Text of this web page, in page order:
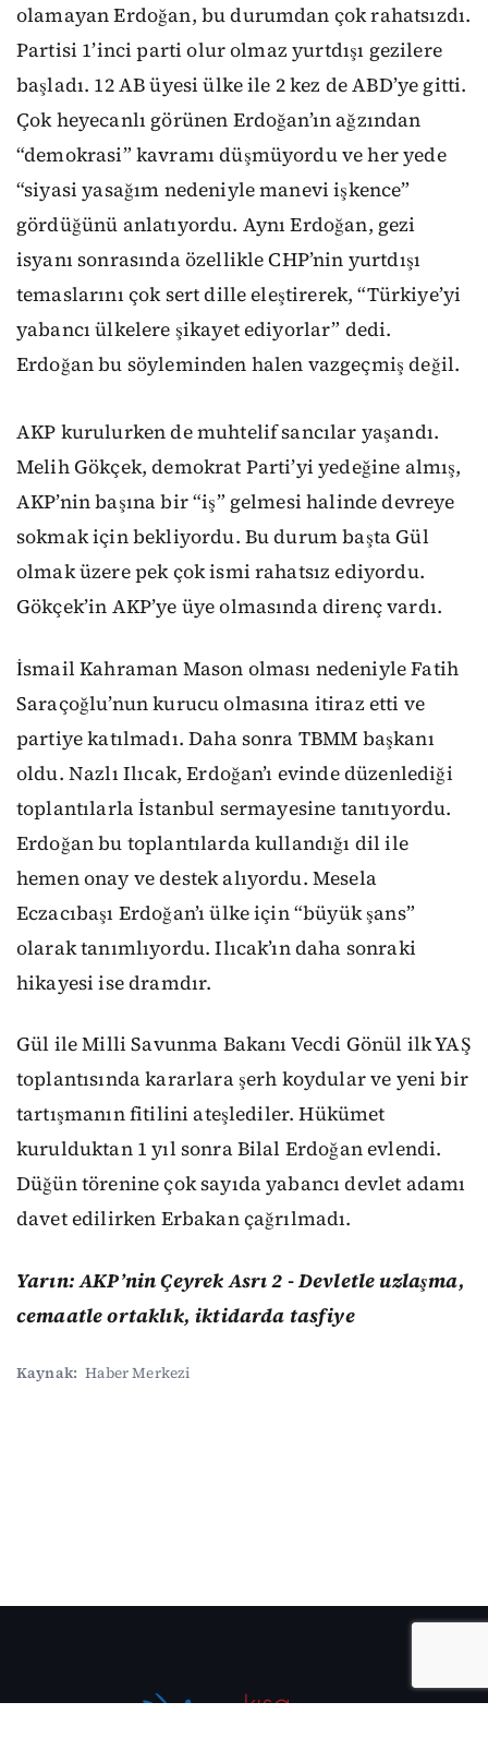
olamayan Erdoğan, bu durumdan çok rahatsızdı.
Partisi 1’inci parti olur olmaz yurtdışı gezilere
başladı. 12 AB üyesi ülke ile 2 kez de ABD’ye gitti.
Çok heyecanlı görünen Erdoğan’ın ağzından
“demokrasi” kavramı düşmüyordu ve her yede
“siyasi yasağım nedeniyle manevi işkence”
gördüğünü anlatıyordu. Aynı Erdoğan, gezi
isyanı sonrasında özellikle CHP’nin yurtdışı
temaslarını çok sert dille eleştirerek, “Türkiye’yi
yabancı ülkelere şikayet ediyorlar” dedi.
Erdoğan bu söyleminden halen vazgeçmiş değil.
AKP kurulurken de muhtelif sancılar yaşandı.
Melih Gökçek, demokrat Parti’yi yedeğine almış,
AKP’nin başına bir “iş” gelmesi halinde devreye
sokmak için bekliyordu. Bu durum başta Gül
olmak üzere pek çok ismi rahatsız ediyordu.
Gökçek’in AKP’ye üye olmasında direnç vardı.
İsmail Kahraman Mason olması nedeniyle Fatih
Saraçoğlu’nun kurucu olmasına itiraz etti ve
partiye katılmadı. Daha sonra TBMM başkanı
oldu. Nazlı Ilıcak, Erdoğan’ı evinde düzenlediği
toplantılarla İstanbul sermayesine tanıtıyordu.
Erdoğan bu toplantılarda kullandığı dil ile
hemen onay ve destek alıyordu. Mesela
Eczacıbaşı Erdoğan’ı ülke için “büyük şans”
olarak tanımlıyordu. Ilıcak’ın daha sonraki
hikayesi ise dramdır.
Gül ile Milli Savunma Bakanı Vecdi Gönül ilk YAŞ
toplantısında kararlara şerh koydular ve yeni bir
tartışmanın fitilini ateşlediler. Hükümet
kurulduktan 1 yıl sonra Bilal Erdoğan evlendi.
Düğün törenine çok sayıda yabancı devlet adamı
davet edilirken Erbakan çağrılmadı.
Yarın: AKP’nin Çeyrek Asrı 2 - Devletle uzlaşma,
cemaatle ortaklık, iktidarda tasfiye
Kaynak: Haber Merkezi